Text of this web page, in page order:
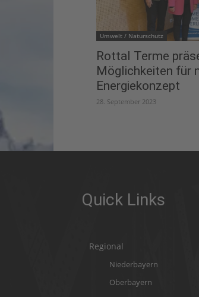
Umwelt / Naturschutz
Rottal Terme
Möglichkeiten für
Energiekonzept
28. September 2023
Quick Links
Regional
Niederbayern
Oberbayern